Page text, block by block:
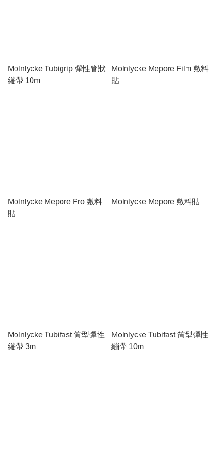
Molnlycke Tubigrip 彈性管狀
繃帶 10m
Molnlycke Mepore Film 敷料
貼
Molnlycke Mepore Pro 敷料
貼
Molnlycke Mepore 敷料貼
Molnlycke Tubifast 筒型彈性
繃帶 3m
Molnlycke Tubifast 筒型彈性
繃帶 10m